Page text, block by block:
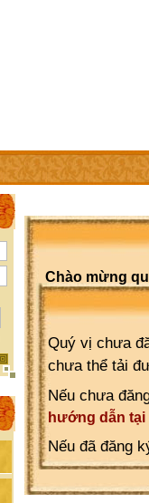
TRỢ GIÚP WEBSITE
Chào mừng
Quý vị chưa
chưa thể tải
Nếu chưa
hướng dẫn tại
Nếu đã đăng